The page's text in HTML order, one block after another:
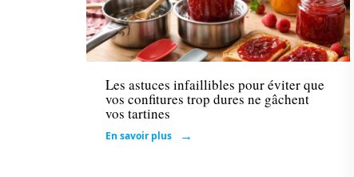
Actu
Les astuces infaillibles pour éviter que
vos confitures trop dures ne gâchent
vos tartines
En savoir plus